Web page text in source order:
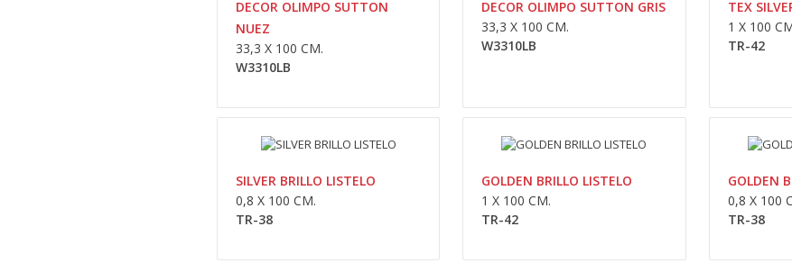
SUTTON NUEZ
33,3 x 100 cm.W3310LB..
33,3 x 100 cm.W3310LB..
DECOR OLIMPO SUTTON
NUEZ
33,3 X 100 CM.
W3310LB
DECOR OLIMPO SUTTON GRIS
33,3 X 100 CM.
W3310LB
TEX
1 X 100
TR-42
SILVER BRILLO LISTELO
0,8 X 100 CM.
TR-38
GOLDEN BRILLO LISTELO
1 X 100 CM.
TR-42
GOLDEN
0,8 X 100
TR-38